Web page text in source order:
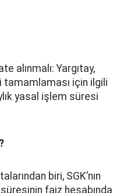
alınmalı: Yargıtay,
tamamlaması için ilgili
yasal işlem süresi
biri, SGK’nın
faiz hesabında